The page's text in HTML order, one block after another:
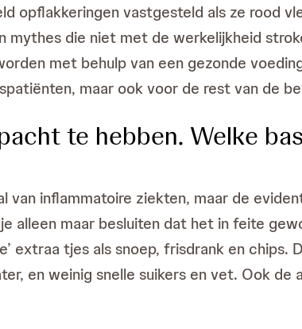
opflakkeringen vastgesteld als ze rood
mythes die niet met de werkelijkheid
met behulp van een gezonde
maar ook voor de rest van de
te hebben. Welke
inflammatoire ziekten, maar de
alleen maar besluiten dat het in feite
extraa tjes als snoep, frisdrank en chips.
en weinig snelle suikers en vet. Ook de